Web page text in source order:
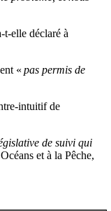
t-elle déclaré à
« pas permis de
intuitif de
de suivi qui
et à la Pêche,